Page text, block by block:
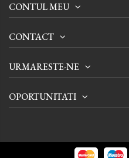
CONTUL MEU
CONTACT
URMARESTE-NE
OPORTUNITATI